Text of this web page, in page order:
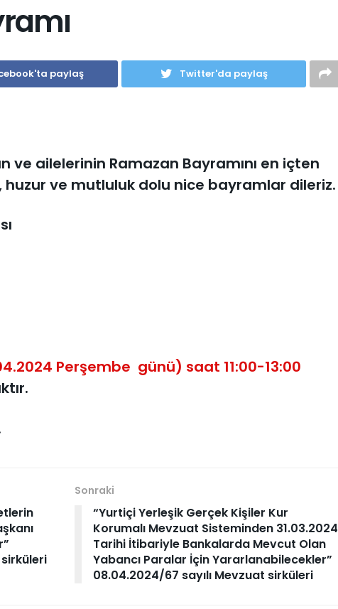
paylaş Twitter'da paylaş
ailelerinin Ramazan Bayramını en içten
huzur ve mutluluk dolu nice bayramlar dileriz.
Perşembe günü) saat 11:00-13:00
Sonraki
“Yurtiçi Yerleşik Gerçek Kişiler Kur
Korumalı Mevzuat Sisteminden 31.03.2024
Tarihi İtibariyle Bankalarda Mevcut Olan
Yabancı Paralar İçin Yararlanabilecekler”
08.04.2024/67 sayılı Mevzuat sirküleri